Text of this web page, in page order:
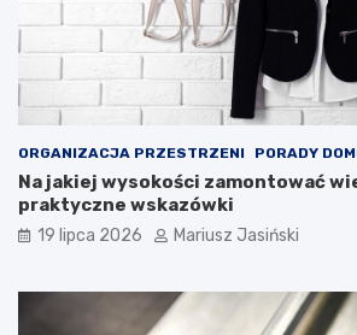
ORGANIZACJA PRZESTRZENI PORADY
Na jakiej wysokości zamontować
praktyczne wskazówki
19 lipca 2026 Mariusz Jasiński